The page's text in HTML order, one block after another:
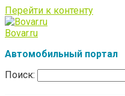
Перейти к контенту
Bovar.ru
Автомобильный портал
Поиск: